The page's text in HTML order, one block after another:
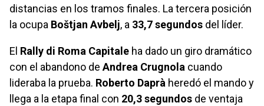
distancias en los tramos finales. La tercera posición
la ocupa Boštjan Avbelj, a 33,7 segundos del líder.
El Rally di Roma Capitale ha dado un giro dramático
con el abandono deAndrea Crugnola cuando
lideraba la prueba. Roberto Daprà heredó el mando y
llega a la etapa final con 20,3 segundos de ventaja